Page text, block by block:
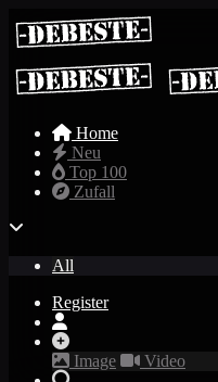
Home
Neu
Top 100
Zufall
All
Register
Image Video